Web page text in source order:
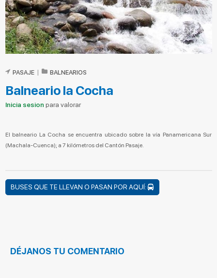
PASAJE BALNEARIOS
Balneario la Cocha
Inicia sesion para valorar
El balneario La Cocha se encuentra ubicado sobre la vía Panamericana Sur
(Machala-Cuenca); a 7 kilómetros del Cantón Pasaje.
BUSES QUE TE LLEVAN O PASAN POR AQUÍ:
DÉJANOS TU COMENTARIO